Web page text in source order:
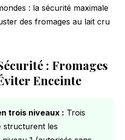
: la sécurité maximale
des fromages au lait cru
: Fromages
Enceinte
trois niveaux : Trois
structurent les